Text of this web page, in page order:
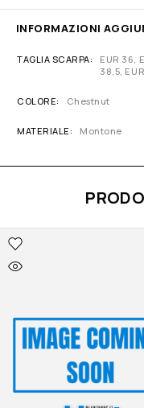
INFORMAZIONI
TAGLIA SCARPA
EUR 36,
38,5,
COLORE Chestnut
MATERIALE Montone